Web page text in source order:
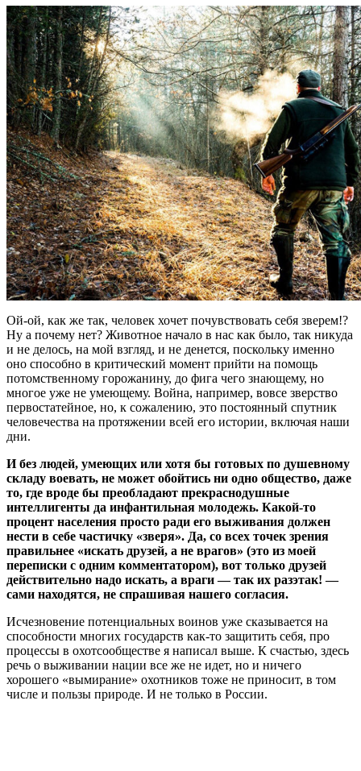
Ой-ой, как же так, человек хочет почувствовать себя зверем!?
Ну а почему нет? Животное начало в нас как было, так никуда
и не делось, на мой взгляд, и не денется, поскольку именно
оно способно в критический момент прийти на помощь
потомственному горожанину, до фига чего знающему, но
многое уже не умеющему. Война, например, вовсе зверство
первостатейное, но, к сожалению, это постоянный спутник
человечества на протяжении всей его истории, включая наши
дни.
И без людей, умеющих или хотя бы готовых по душевному
складу воевать, не может обойтись ни одно общество, даже
то, где вроде бы преобладают прекраснодушные
интеллигенты да инфантильная молодежь. Какой-то
процент населения просто ради его выживания должен
нести в себе частичку «зверя». Да, со всех точек зрения
правильнее «искать друзей, а не врагов» (это из моей
переписки с одним комментатором), вот только друзей
действительно надо искать, а враги — так их разэтак! —
сами находятся, не спрашивая нашего согласия.
Исчезновение потенциальных воинов уже сказывается на
способности многих государств как-то защитить себя, про
процессы в охотсообществе я написал выше. К счастью, здесь
речь о выживании нации все же не идет, но и ничего
хорошего «вымирание» охотников тоже не приносит, в том
числе и пользы природе. И не только в России.